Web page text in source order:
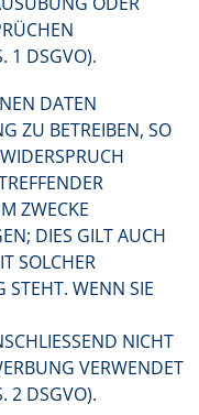
1 DSGVO).
DATEN
ZU BETREIBEN, SO
ZWECKE
DIES GILT AUCH
SOLCHER
STEHT. WENN SIE
NICHT
VERWENDET
2 DSGVO).